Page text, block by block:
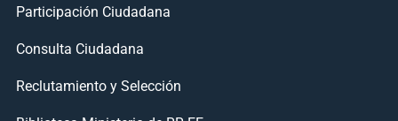
Participación Ciudadana
Consulta Ciudadana
Reclutamiento y Selección